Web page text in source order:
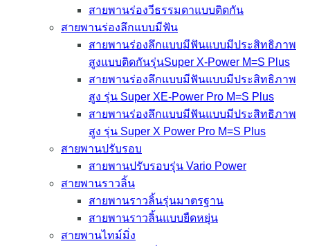
สายพานร่องวีธรรมดาแบบติดกัน
สายพานร่องลึกแบบมีฟัน
สายพานร่องลึกแบบมีฟันแบบมีประสิทธิภาพ
สูงแบบติดกันรุ่นSuper X-Power M=S Plus
สายพานร่องลึกแบบมีฟันแบบมีประสิทธิภาพ
สูง รุ่น Super XE-Power Pro M=S Plus
สายพานร่องลึกแบบมีฟันแบบมีประสิทธิภาพ
สูง รุ่น Super X Power Pro M=S Plus
สายพานปรับรอบ
สายพานปรับรอบรุ่น Vario Power
สายพานราวลิ้น
สายพานราวลิ้นรุ่นมาตรฐาน
สายพานราวลิ้นแบบยืดหยุ่น
สายพานไทม์มิ่ง